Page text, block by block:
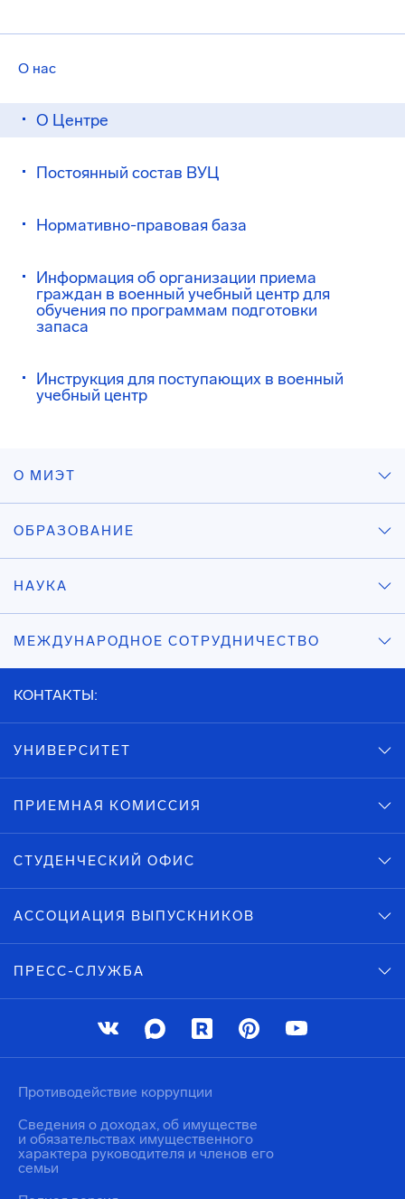
О нас
О Центре
Постоянный состав ВУЦ
Нормативно-правовая база
Информация об организации приема
граждан в военный учебный центр для
обучения по программам подготовки
запаса
Инструкция для поступающих в военный
учебный центр
О МИЭТ
ОБРАЗОВАНИЕ
НАУКА
МЕЖДУНАРОДНОЕ СОТРУДНИЧЕСТВО
КОНТАКТЫ:
УНИВЕРСИТЕТ
ПРИЕМНАЯ КОМИССИЯ
СТУДЕНЧЕСКИЙ ОФИС
АССОЦИАЦИЯ ВЫПУСКНИКОВ
ПРЕСС-СЛУЖБА
Противодействие коррупции
Сведения о доходах, об имуществе
и обязательствах имущественного
характера руководителя и членов его
семьи